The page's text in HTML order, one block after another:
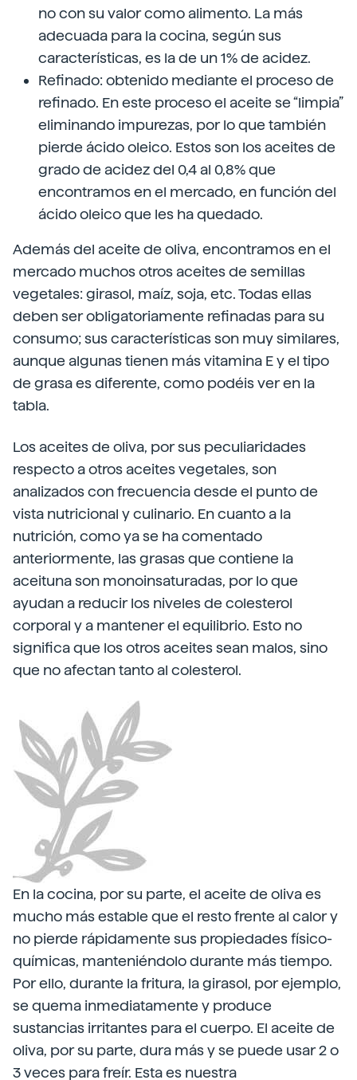
no con su valor como alimento. La más
adecuada para la cocina, según sus
características, es la de un 1% de acidez.
Refinado: obtenido mediante el proceso de
refinado. En este proceso el aceite se “limpia”
eliminando impurezas, por lo que también
pierde ácido oleico. Estos son los aceites de
grado de acidez del 0,4 al 0,8% que
encontramos en el mercado, en función del
ácido oleico que les ha quedado.
Además del aceite de oliva, encontramos en el
mercado muchos otros aceites de semillas
vegetales: girasol, maíz, soja, etc. Todas ellas
deben ser obligatoriamente refinadas para su
consumo; sus características son muy similares,
aunque algunas tienen más vitamina E y el tipo
de grasa es diferente, como podéis ver en la
tabla.
Los aceites de oliva, por sus peculiaridades
respecto a otros aceites vegetales, son
analizados con frecuencia desde el punto de
vista nutricional y culinario. En cuanto a la
nutrición, como ya se ha comentado
anteriormente, las grasas que contiene la
aceituna son monoinsaturadas, por lo que
ayudan a reducir los niveles de colesterol
corporal y a mantener el equilibrio. Esto no
significa que los otros aceites sean malos, sino
que no afectan tanto al colesterol.
En la cocina, por su parte, el aceite de oliva es
mucho más estable que el resto frente al calor y
no pierde rápidamente sus propiedades físico-
químicas, manteniéndolo durante más tiempo.
Por ello, durante la fritura, la girasol, por ejemplo,
se quema inmediatamente y produce
sustancias irritantes para el cuerpo. El aceite de
oliva, por su parte, dura más y se puede usar 2 o
3 veces para freír. Esta es nuestra